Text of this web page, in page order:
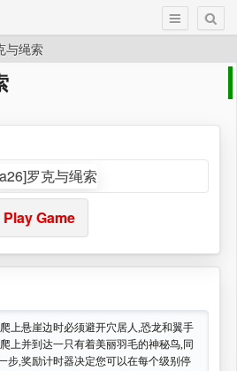
与绳索
Play Game
上悬崖边时必须避开穴居人,恐龙和翼手
上并到达一只有着美丽羽毛的神秘鸟,同
步,奖励计时器决定您可以在每个级别停